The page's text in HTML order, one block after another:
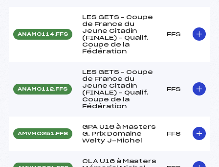
ANAM0114.FFS
LES GETS – Coupe
de France du
Jeune Citadin
(FINALE) – Qualif.
Coupe de la
Fédération
FFS
ANAM0112.FFS
LES GETS – Coupe
de France du
Jeune Citadin
(FINALE) – Qualif.
Coupe de la
Fédération
FFS
AMVM0251.FFS
GPA U16 à Masters
G. Prix Domaine
Welty J-Michel
FFS
CLA U16 à Masters